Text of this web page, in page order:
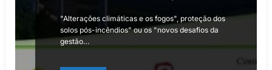
"Alterações climáticas e os fogos", proteção dos
solos pós-incêndios" ou os "novos desafios da
gestão…